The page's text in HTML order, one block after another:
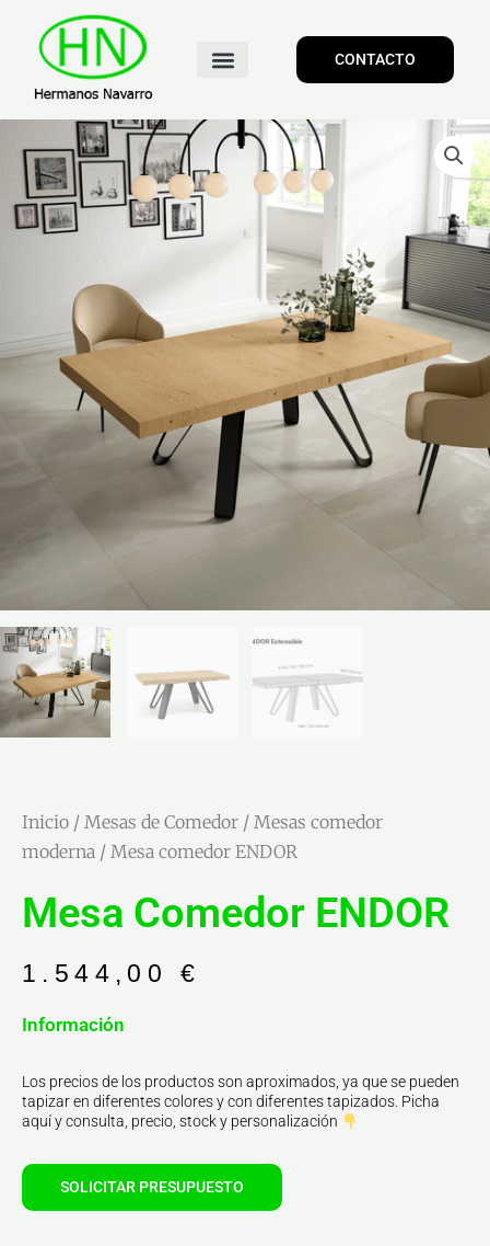
CONTACTO
Inicio / Mesas de Comedor / Mesas comedor
moderna / Mesa comedor ENDOR
Mesa Comedor ENDOR
1.544,00 €
Información
Los precios de los productos son aproximados, ya que se pueden
tapizar en diferentes colores y con diferentes tapizados. Picha
aquí y consulta, precio, stock y personalización
SOLICITAR PRESUPUESTO